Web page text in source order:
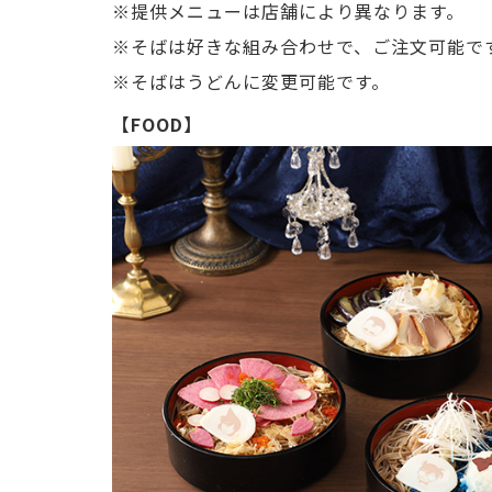
提供メニューは店舗により異なります。
そばは好きな組み合わせで、ご注文可能で
そばはうどんに変更可能です。
【FOOD】